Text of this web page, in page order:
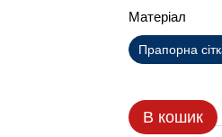
Матеріал
Прапорна
В кошик